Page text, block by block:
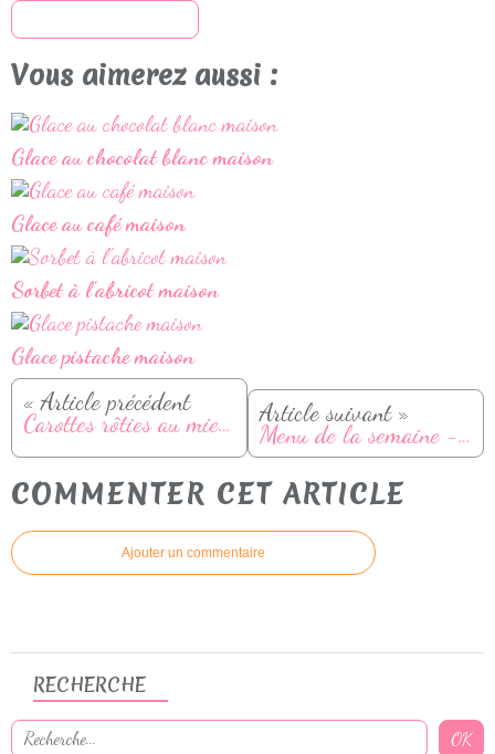
Vous aimerez aussi :
Glace au chocolat blanc maison
Glace au café maison
Sorbet à l'abricot maison
Glace pistache maison
« Article précédent
Carottes rôties au miel à l'air fryer Article suivant »
Menu de la semaine - Du 8 au 14 juin
COMMENTER CET ARTICLE
Ajouter un commentaire
RECHERCHE